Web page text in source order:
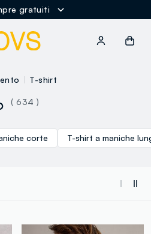
gratuiti
T-shirt
( 634 )
corte T-shirt a maniche